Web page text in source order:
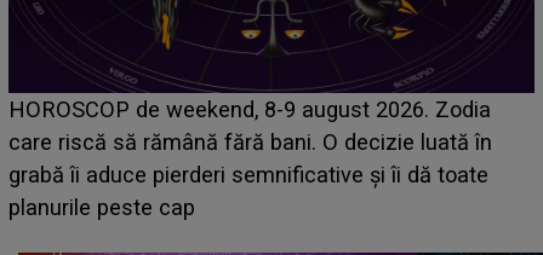
Emanuel a ținut ACEST DETALIU ASCUNS până
acum! În fața Alexandrei, concurentul din Casa Iubirii
face o MĂRTURISIRE NEAȘTEPTATĂ despre mama
sa: "I-am spus și ei în față, eu nu te iubesc pentru